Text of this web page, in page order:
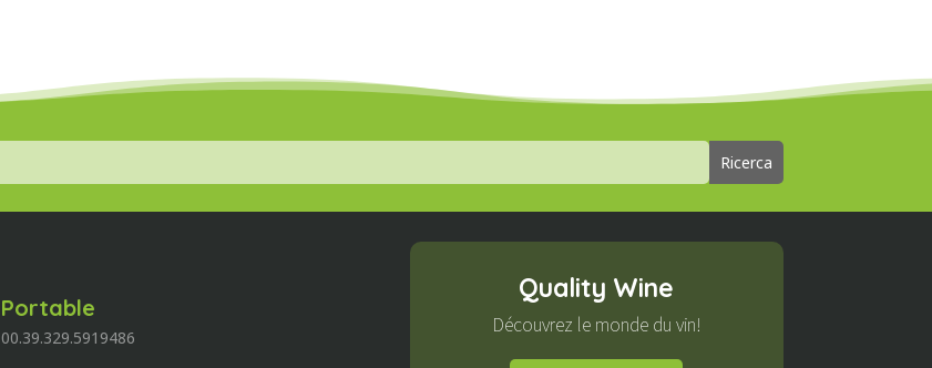
Portable
00.39.329.5919486
Quality Wine
Découvrez le monde du vin!